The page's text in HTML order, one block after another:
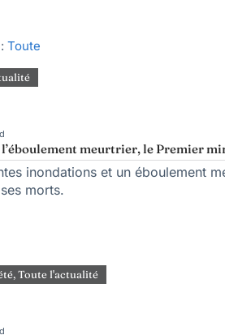
Toute
l’éboulement meurtrier, le Premier
inondations et un éboulement
morts.
,Toute l'actualité